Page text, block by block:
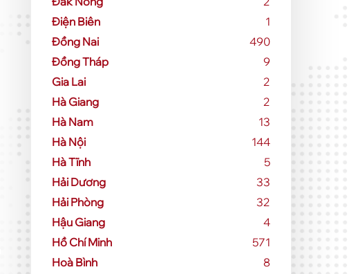
Điện Biên
1
Đồng Nai
490
Đồng Tháp
9
Gia Lai
2
Hà Giang
2
Hà Nam
13
Hà Nội
144
Hà Tĩnh
5
Hải Dương
33
Hải Phòng
32
Hậu Giang
4
Hồ Chí Minh
571
Hoà Bình
8